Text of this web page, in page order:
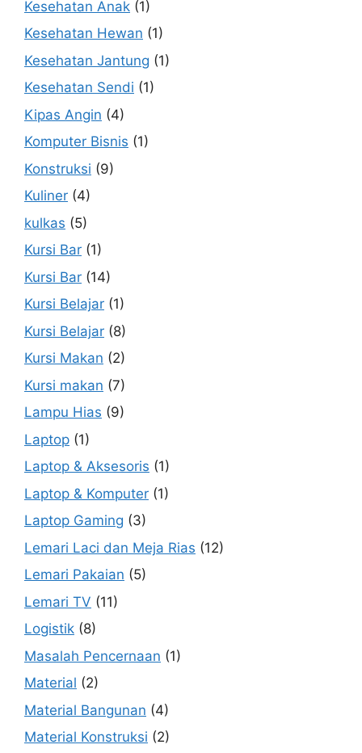
Kesehatan Anak (1)
Kesehatan Hewan (1)
Kesehatan Jantung (1)
Kesehatan Sendi (1)
Kipas Angin (4)
Komputer Bisnis (1)
Konstruksi (9)
Kuliner (4)
kulkas (5)
Kursi Bar (1)
Kursi Bar (14)
Kursi Belajar (1)
Kursi Belajar (8)
Kursi Makan (2)
Kursi makan (7)
Lampu Hias (9)
Laptop (1)
Laptop & Aksesoris (1)
Laptop & Komputer (1)
Laptop Gaming (3)
Lemari Laci dan Meja Rias (12)
Lemari Pakaian (5)
Lemari TV (11)
Logistik (8)
Masalah Pencernaan (1)
Material (2)
Material Bangunan (4)
Material Konstruksi (2)